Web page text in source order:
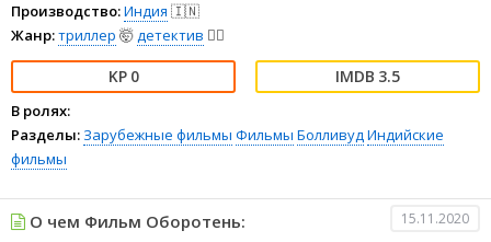
Производство:Индия 🇮🇳
Жанр:триллер 🤯детектив 🕵️‍♂️
0 3.5
В ролях:
Разделы: Зарубежные фильмы Фильмы БолливудИндийские
фильмы
О чем Фильм Оборотень: 15.11.2020